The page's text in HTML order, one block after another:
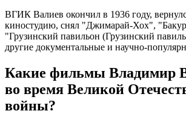
ВГИК Валиев окончил в 1936 году,
киностудию, снял "Джимарай-Хох",
"Грузинский павильон (Грузинский
другие документальные и научно-
Какие фильмы Владимир
во время Великой
войны?